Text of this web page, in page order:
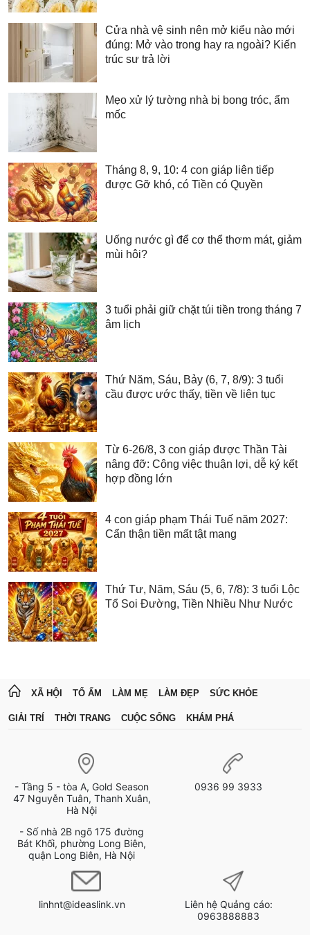
Cửa nhà vệ sinh nên mở kiểu nào mới
đúng: Mở vào trong hay ra ngoài? Kiến
trúc sư trả lời
Mẹo xử lý tường nhà bị bong tróc, ẩm
mốc
Tháng 8, 9, 10: 4 con giáp liên tiếp
được Gỡ khó, có Tiền có Quyền
Uống nước gì để cơ thể thơm mát, giảm
mùi hôi?
3 tuổi phải giữ chặt túi tiền trong tháng 7
âm lịch
Thứ Năm, Sáu, Bảy (6, 7, 8/9): 3 tuổi
cầu được ước thấy, tiền về liên tục
Từ 6-26/8, 3 con giáp được Thần Tài
nâng đỡ: Công việc thuận lợi, dễ ký kết
hợp đồng lớn
4 con giáp phạm Thái Tuế năm 2027:
Cẩn thận tiền mất tật mang
Thứ Tư, Năm, Sáu (5, 6, 7/8): 3 tuổi Lộc
Tổ Soi Đường, Tiền Nhiều Như Nước
XÃ HỘI TỔ ẤM LÀM MẸ LÀM ĐẸP SỨC KHỎE
GIẢI TRÍ THỜI TRANG CUỘC SỐNG KHÁM PHÁ
- Tầng 5 - tòa A, Gold Season
47 Nguyễn Tuân, Thanh Xuân,
Hà Nội
- Số nhà 2B ngõ 175 đường
Bát Khối, phường Long Biên,
quận Long Biên, Hà Nội
0936 99 3933
linhnt@ideaslink.vn
Liên hệ Quảng cáo:
0963888883